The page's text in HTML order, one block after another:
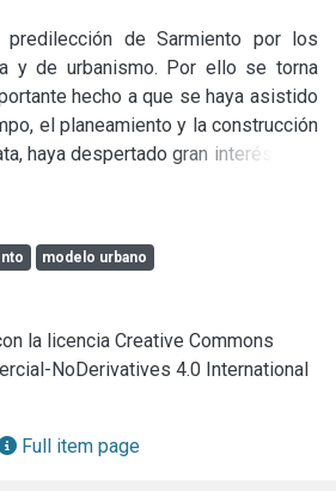
de Sarmiento por los
y de urbanismo. Por ello se torna
hecho a que se haya asistido
el planeamiento y la construcción
haya despertado gran interés en el
inteligencia y fina capacidad de
el abandono del clásico
y la introducción, por primera vez
paradigma de la ciudad
modelo urbano
la licencia Creative Commons
NoDerivatives 4.0 International
Full item page